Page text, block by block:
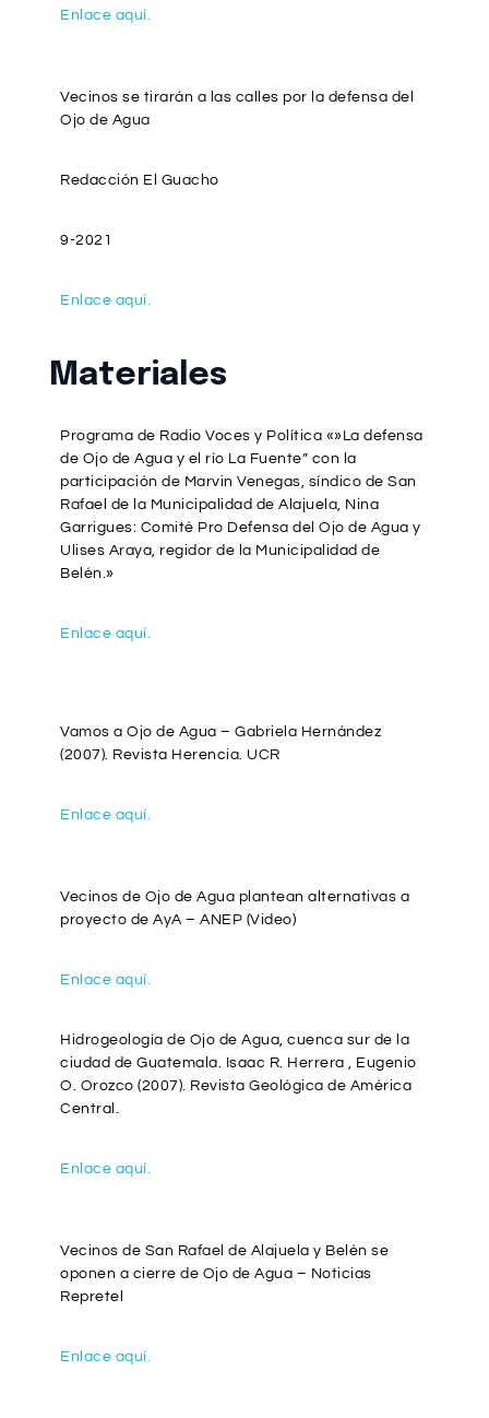
Enlace aquí.
Vecinos se tirarán a las calles por la defensa del
Ojo de Agua
Redacción El Guacho
9-2021
Enlace aquí.
Materiales
Programa de Radio Voces y Política «»La defensa
de Ojo de Agua y el río La Fuente” con la
participación de Marvin Venegas, síndico de San
Rafael de la Municipalidad de Alajuela, Nina
Garrigues: Comité Pro Defensa del Ojo de Agua y
Ulises Araya, regidor de la Municipalidad de
Belén.»
Enlace aquí.
Vamos a Ojo de Agua – Gabriela Hernández
(2007). Revista Herencia. UCR
Enlace aquí.
Vecinos de Ojo de Agua plantean alternativas a
proyecto de AyA – ANEP (Video)
Enlace aquí.
Hidrogeología de Ojo de Agua, cuenca sur de la
ciudad de Guatemala. Isaac R. Herrera , Eugenio
O. Orozco (2007). Revista Geológica de América
Central.
Enlace aquí.
Vecinos de San Rafael de Alajuela y Belén se
oponen a cierre de Ojo de Agua – Noticias
Repretel
Enlace aquí.